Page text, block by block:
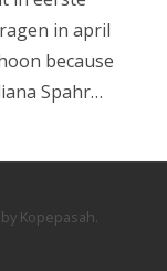
in april
because
Spahr…
by Kopepasah.